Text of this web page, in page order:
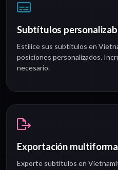
Subtítulos
Estilice sus subtítulos en
posiciones personalizados.
necesario.
Exportación
Exporte subtítulos en